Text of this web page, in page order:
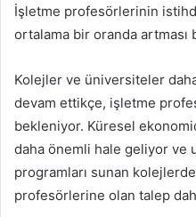
İşletme profesörlerinin
ortalama bir oranda artması
Kolejler ve üniversiteler
devam ettikçe, işletme
bekleniyor. Küresel
daha önemli hale geliyor ve
programları sunan
profesörlerine olan talep